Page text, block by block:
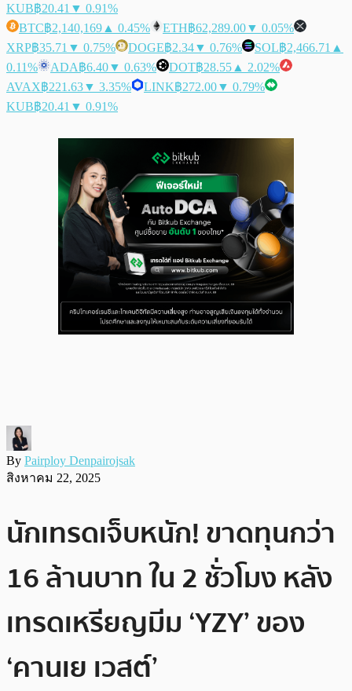
KUB฿20.41 ▼ 0.91%
BTC฿2,140,169 ▲ 0.45% ETH฿62,289.00▼ 0.05%
XRP฿35.71 ▼ 0.75% DOGE฿2.34▼ 0.76% SOL฿2,466.71 ▲
0.11%
ADA฿6.40▼ 0.63% DOT฿28.55 ▲ 2.02%
AVAX฿221.63▼ 3.35% LINK฿272.00▼ 0.79%
KUB฿20.41 ▼ 0.91%
By Pairploy Denpairojsak
สิงหาคม 22, 2025
นักเทรดเจ็บหนัก! ขาดทุนกว่า
16 ล้านบาท ใน 2 ชั่วโมง หลัง
เทรดเหรียญมีม ‘YZY’ ของ
‘คานเย เวสต์’